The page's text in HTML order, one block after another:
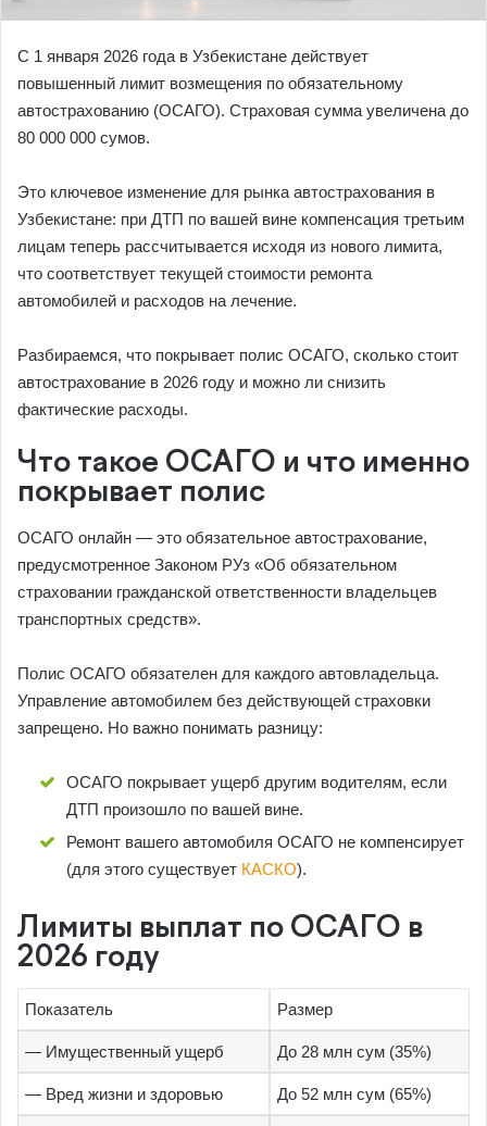
С 1 января 2026 года в Узбекистане действует
повышенный лимит возмещения по обязательному
автострахованию (ОСАГО). Страховая сумма увеличена до
80 000 000 сумов.
Это ключевое изменение для рынка автострахования в
Узбекистане: при ДТП по вашей вине компенсация третьим
лицам теперь рассчитывается исходя из нового лимита,
что соответствует текущей стоимости ремонта
автомобилей и расходов на лечение.
Разбираемся, что покрывает полис ОСАГО, сколько стоит
автострахование в 2026 году и можно ли снизить
фактические расходы.
Что такое ОСАГО и что именно
покрывает полис
ОСАГО онлайн — это обязательное автострахование,
предусмотренное Законом РУз «Об обязательном
страховании гражданской ответственности владельцев
транспортных средств».
Полис ОСАГО обязателен для каждого автовладельца.
Управление автомобилем без действующей страховки
запрещено. Но важно понимать разницу:
ОСАГО покрывает ущерб другим водителям, если
ДТП произошло по вашей вине.
Ремонт вашего автомобиля ОСАГО не компенсирует
(для этого существует КАСКО).
Лимиты выплат по ОСАГО в
2026 году
Показатель Размер
— Имущественный ущерб До 28 млн сум (35%)
— Вред жизни и здоровью До 52 млн сум (65%)